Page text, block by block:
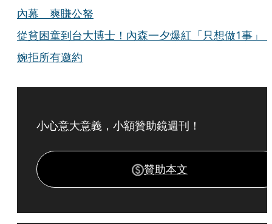
內幕 爽賺公帑
從貧困童到台大博士！內森一夕爆紅「只想做1事
婉拒所有邀約
小心意大意義，小額贊助鏡週刊！
贊助本文